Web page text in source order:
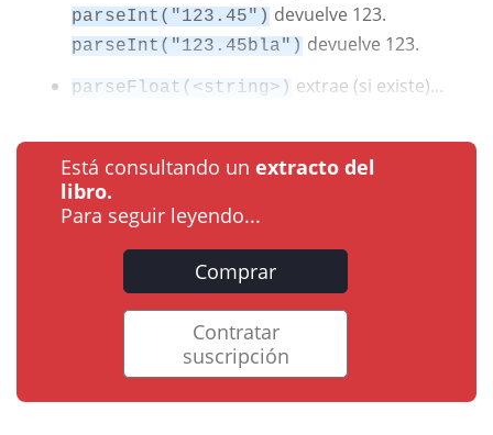
parseInt("123.45") devuelve 123.
parseInt("123.45bla") devuelve 123.
parseFloat(<string>) extrae (si existe)...
Está consultando un extracto del
libro.
Para seguir leyendo...
Comprar
Contratar
suscripción